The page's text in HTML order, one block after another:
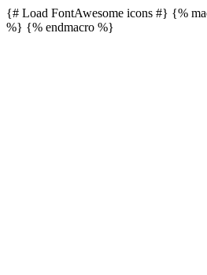
{# Load FontAwesome icons #} {%
%} {% endmacro %}